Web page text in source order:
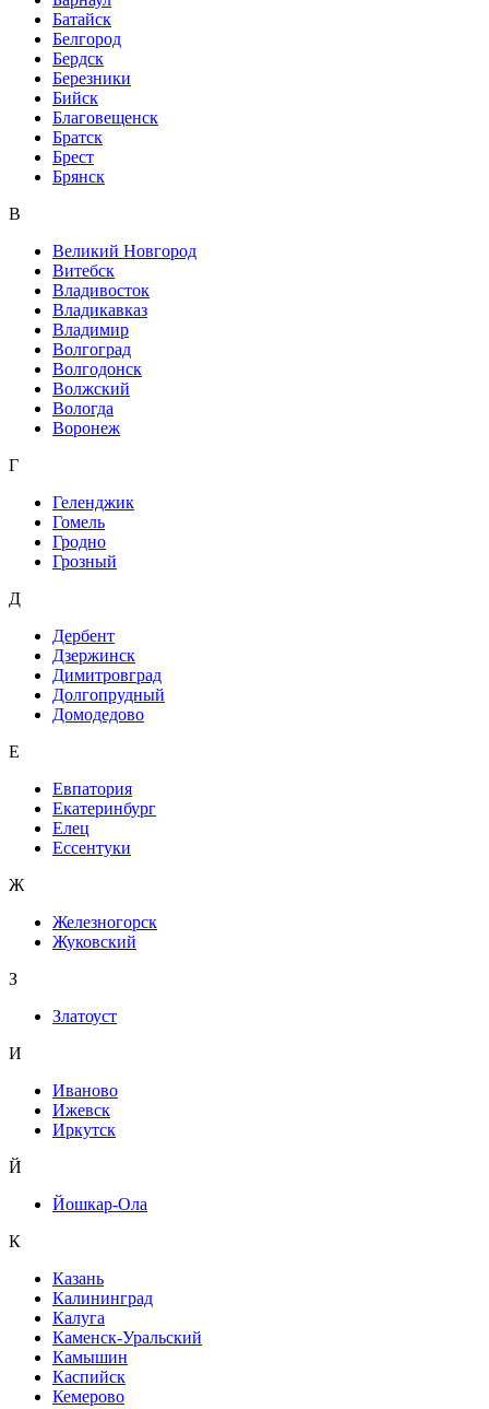
Батайск
Белгород
Бердск
Березники
Бийск
Благовещенск
Братск
Брест
Брянск
В
Великий Новгород
Витебск
Владивосток
Владикавказ
Владимир
Волгоград
Волгодонск
Волжский
Вологда
Воронеж
Г
Геленджик
Гомель
Гродно
Грозный
Д
Дербент
Дзержинск
Димитровград
Долгопрудный
Домодедово
Е
Евпатория
Екатеринбург
Елец
Ессентуки
Ж
Железногорск
Жуковский
З
Златоуст
И
Иваново
Ижевск
Иркутск
Й
Йошкар-Ола
К
Казань
Калининград
Калуга
Каменск-Уральский
Камышин
Каспийск
Кемерово